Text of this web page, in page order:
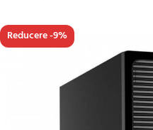
Reducere -9%